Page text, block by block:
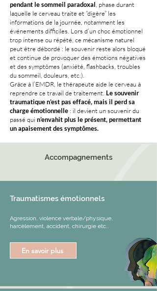
pendant le sommeil paradoxal , phase durant
laquelle le cerveau traite et “digère” les
informations de la journée, notamment les
événements difficiles. Lors d’un choc émotionnel
trop intense ou répété, ce mécanisme naturel
peut être débordé : le souvenir reste alors bloqué
et continue de provoquer des émotions négatives
et des symptômes (anxiété, flashbacks, troubles
du sommeil, douleurs, etc.).
Grâce à l’EMDR, le thérapeute aide le cerveau à
reprendre ce travail de traitement. Le souvenir
traumatique n’est pas effacé, mais il perd sa
charge émotionnelle : il devient un souvenir du
passé qui n’envahit plus le présent, permettant
un apaisement des symptômes.
Accompagnements
Traumatismes émotionnels
Agression, violence verbale/physique,
harcèlement, accident, chirurgie etc..
En savoir plus